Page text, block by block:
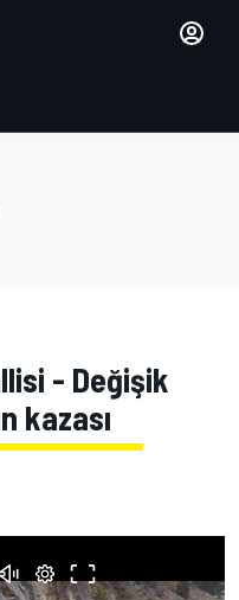
- Değişik
kazası